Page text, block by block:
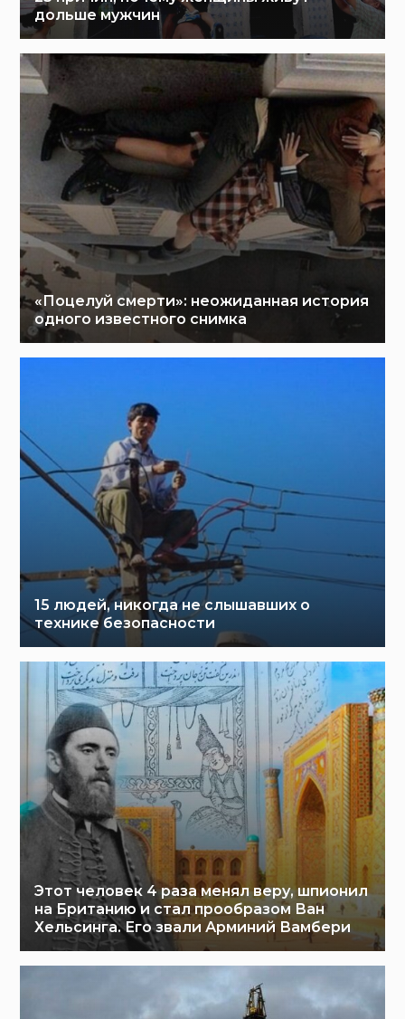
дольше мужчин
«Поцелуй смерти»: неожиданная история
одного известного снимка
15 людей, никогда не слышавших о
технике безопасности
Этот человек 4 раза менял веру, шпионил
на Британию и стал прообразом Ван
Хельсинга. Его звали Арминий Вамбери